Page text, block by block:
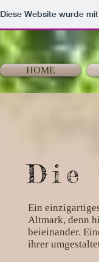
Diese Website wurde
HOME
Die
Ein
Altmark, denn
beieinander.
ihrer